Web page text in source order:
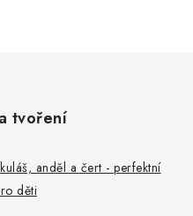
tvoření
anděl a čert - perfektní
děti